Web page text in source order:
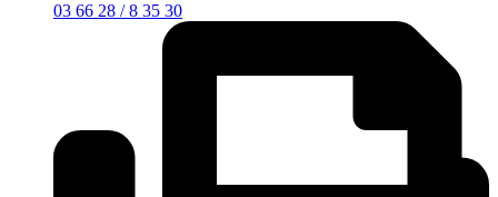
03 66 28 / 8 35 30